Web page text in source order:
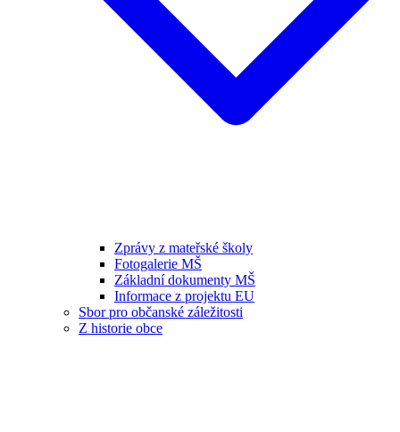
Zprávy z mateřské školy
Fotogalerie MŠ
Základní dokumenty MŠ
Informace z projektu EU
Sbor pro občanské záležitosti
Z historie obce